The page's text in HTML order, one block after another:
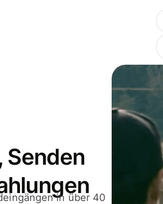
Senden
in über 40